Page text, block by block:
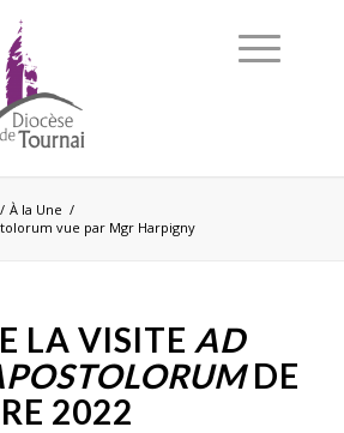
/ À la Une /
vue par Mgr Harpigny
LA VISITE AD
DE
2022